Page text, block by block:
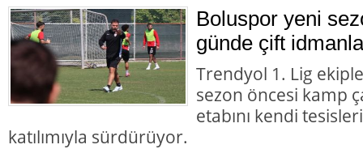
Boluspor yeni
günde çift
Trendyol 1. Lig
sezon öncesi kamp
etabını kendi
katılımıyla sürdürüyor.